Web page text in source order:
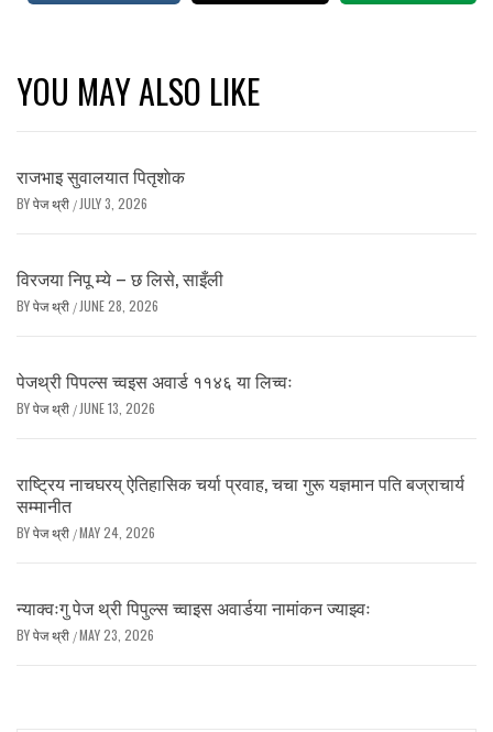
YOU MAY ALSO LIKE
राजभाइ सुवालयात पितृशाेक
BYपेज थ्री / JULY 3, 2026
विरजया निपू म्ये – छ लिसे, साइँली
BYपेज थ्री / JUNE 28, 2026
पेजथ्री पिपल्स च्वइस अवार्ड ११४६ या लिच्वः
BYपेज थ्री / JUNE 13, 2026
राष्ट्रिय नाचघरय् ऐतिहासिक चर्या प्रवाह, चचा गुरू यज्ञमान पति बज्राचार्य
सम्मानीत
BYपेज थ्री /MAY 24, 2026
न्याक्वःगु पेज थ्री पिपुल्स च्वाइस अवार्डया नामांकन ज्याझ्वः
BYपेज थ्री /MAY 23, 2026